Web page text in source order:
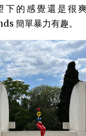
的感覺還是很
簡單暴力有趣。